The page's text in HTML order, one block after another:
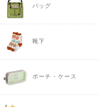
バッグ
靴下
ポーチ・ケース